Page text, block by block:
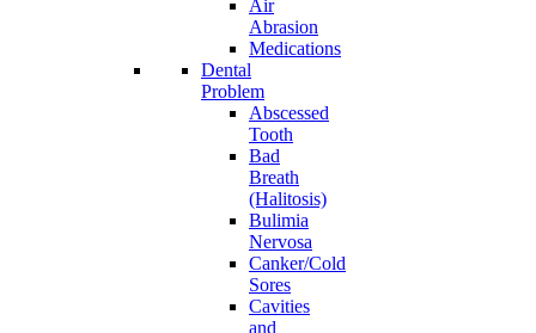
Air
Abrasion
Medications
Dental
Problem
Abscessed
Tooth
Bad
Breath
(Halitosis)
Bulimia
Nervosa
Canker/Cold
Sores
Cavities
and